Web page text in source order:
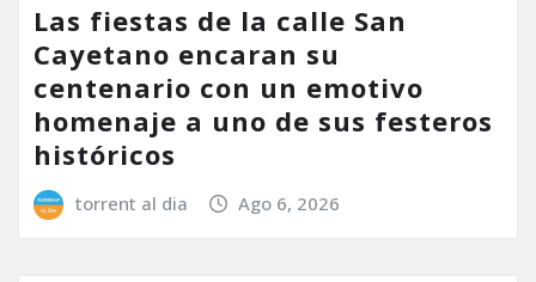
Las fiestas de la calle San
Cayetano encaran su
centenario con un emotivo
homenaje a uno de sus festeros
históricos
torrent al dia Ago 6, 2026